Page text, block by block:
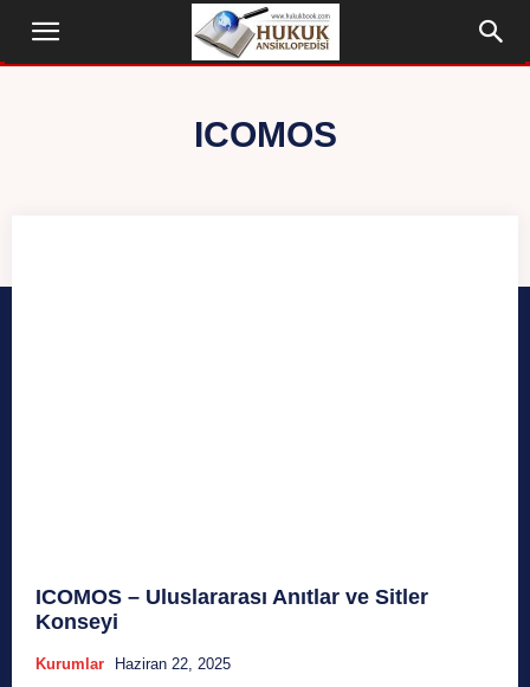
ICOMOS
ICOMOS – Uluslararası Anıtlar ve Sitler
Konseyi
Kurumlar Haziran 22, 2025